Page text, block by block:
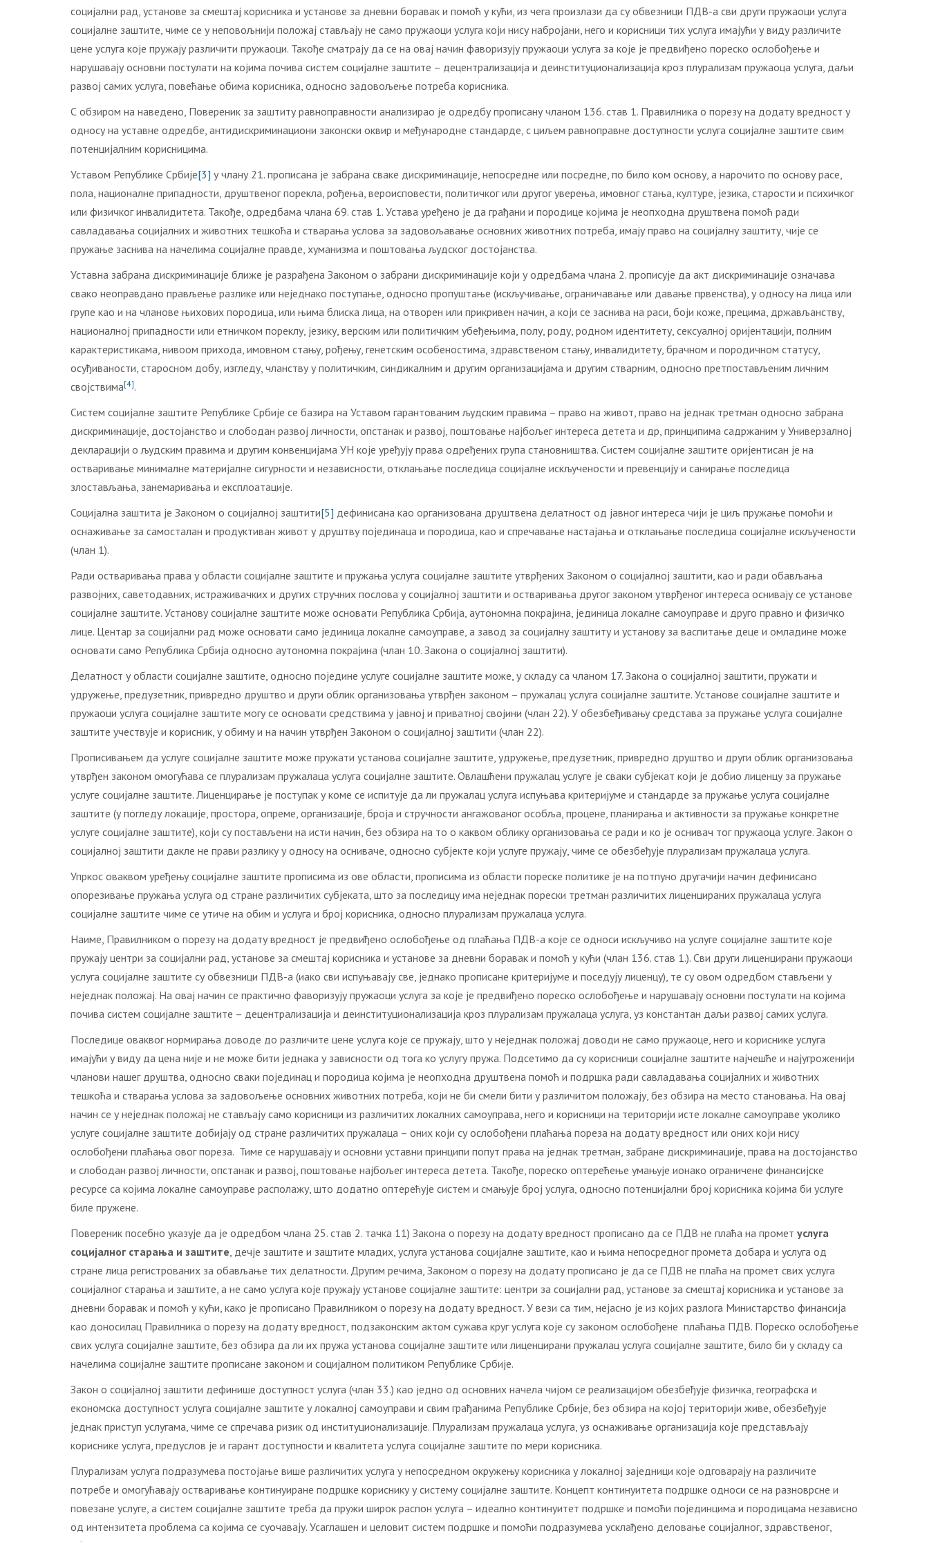
социјални рад, установе за смештај корисника и установе за дневни боравак и помоћ у кући, из чега произлази да су обвезници ПДВ-а сви други пружаоци услуга
социјалне заштите, чиме се у неповољнији положај стављају не само пружаоци услуга који нису набројани, него и корисници тих услуга имајући у виду различите
цене услуга које пружају различити пружаоци. Такође сматрају да се на овај начин фаворизују пружаоци услуга за које је предвиђено пореско ослобођење и
нарушавају основни постулати на којима почива систем социјалне заштите – децентрализација и деинституционализација кроз плурализам пружаоца услуга, даљи
развој самих услуга, повећање обима корисника, односно задовољење потреба корисника.
С обзиром на наведено, Повереник за заштиту равноправности анализирао је одредбу прописану чланом 136. став 1. Правилника о порезу на додату вредност у
односу на уставне одредбе, антидискриминациони законски оквир и међународне стандарде, с циљем равноправне доступности услуга социјалне заштите свим
потенцијалним корисницима.
Уставом Републике Србије[3] у члану 21. прописана је забрана сваке дискриминације, непосредне или посредне, по било ком основу, а нарочито по основу расе,
пола, националне припадности, друштвеног порекла, рођења, вероисповести, политичког или другог уверења, имовног стања, културе, језика, старости и психичког
или физичког инвалидитета. Такође, одредбама члана 69. став 1. Устава уређено је да грађани и породице којима је неопходна друштвена помоћ ради
савладавања социјалних и животних тешкоћа и стварања услова за задовољавање основних животних потреба, имају право на социјалну заштиту, чије се
пружање заснива на начелима социјалне правде, хуманизма и поштовања људског достојанства.
Уставна забрана дискриминације ближе је разрађена Законом о забрани дискриминације који у одредбама члана 2. прописује да акт дискриминације означава
свако неоправдано прављење разлике или неједнако поступање, односно пропуштање (искључивање, ограничавање или давање првенства), у односу на лица или
групе као и на чланове њихових породица, или њима блиска лица, на отворен или прикривен начин, а који се заснива на раси, боји коже, прецима, држављанству,
националној припадности или етничком пореклу, језику, верским или политичким убеђењима, полу, роду, родном идентитету, сексуалној оријентацији, полним
карактеристикама, нивоом прихода, имовном стању, рођењу, генетским особеностима, здравственом стању, инвалидитету, брачном и породичном статусу,
осуђиваности, старосном добу, изгледу, чланству у политичким, синдикалним и другим организацијама и другим стварним, односно претпостављеним личним
својствима[4].
Систем социјалне заштите Републике Србије се базира на Уставом гарантованим људским правима – право на живот, право на једнак третман односно забрана
дискриминације, достојанство и слободан развој личности, опстанак и развој, поштовање најбољег интереса детета и др, принципима садржаним у Универзалној
декларацији о људским правима и другим конвенцијама УН које уређују права одређених група становништва. Систем социјалне заштите оријентисан је на
остваривање минималне материјалне сигурности и независности, отклањање последица социјалне искључености и превенцију и санирање последица
злостављања, занемаривања и експлоатације.
Социјална заштита је Законом о социјалној заштити[5] дефинисана као организована друштвена делатност од јавног интереса чији је циљ пружање помоћи и
оснаживање за самосталан и продуктиван живот у друштву појединаца и породица, као и спречавање настајања и отклањање последица социјалне искључености
(члан 1).
Ради остваривања права у области социјалне заштите и пружања услуга социјалне заштите утврђених Законом о социјалној заштити, као и ради обављања
развојних, саветодавних, истраживачких и других стручних послова у социјалној заштити и остваривања другог законом утврђеног интереса оснивају се установе
социјалне заштите. Установу социјалне заштите може основати Република Србија, аутономна покрајина, јединица локалне самоуправе и друго правно и физичко
лице. Центар за социјални рад може основати само јединица локалне самоуправе, а завод за социјалну заштиту и установу за васпитање деце и омладине може
основати само Република Србија односно аутономна покрајина (члан 10. Закона о социјалној заштити).
Делатност у области социјалне заштите, односно поједине услуге социјалне заштите може, у складу са чланом 17. Закона о социјалној заштити, пружати и
удружење, предузетник, привредно друштво и други облик организовања утврђен законом – пружалац услуга социјалне заштите. Установе социјалне заштите и
пружаоци услуга социјалне заштите могу се основати средствима у јавној и приватној својини (члан 22). У обезбеђивању средстава за пружање услуга социјалне
заштите учествује и корисник, у обиму и на начин утврђен Законом о социјалној заштити (члан 22).
Прописивањем да услуге социјалне заштите може пружати установа социјалне заштите, удружење, предузетник, привредно друштво и други облик организовања
утврђен законом омогућава се плурализам пружалаца услуга социјалне заштите. Овлашћени пружалац услуге је сваки субјекат који је добио лиценцу за пружање
услуге социјалне заштите. Лиценцирање је поступак у коме се испитује да ли пружалац услуга испуњава критеријуме и стандарде за пружање услуга социјалне
заштите (у погледу локације, простора, опреме, организације, броја и стручности ангажованог особља, процене, планирања и активности за пружање конкретне
услуге социјалне заштите), који су постављени на исти начин, без обзира на то о каквом облику организовања се ради и ко је оснивач тог пружаоца услуге. Закон о
социјалној заштити дакле не прави разлику у односу на осниваче, односно субјекте који услуге пружају, чиме се обезбеђује плурализам пружалаца услуга.
Упркос оваквом уређењу социјалне заштите прописима из ове области, прописима из области пореске политике је на потпуно другачији начин дефинисано
опорезивање пружања услуга од стране различитих субјеката, што за последицу има неједнак порески третман различитих лиценцираних пружалаца услуга
социјалне заштите чиме се утиче на обим и услуга и број корисника, односно плурализам пружалаца услуга.
Наиме, Правилником о порезу на додату вредност је предвиђено ослобођење од плаћања ПДВ-а које се односи искључиво на услуге социјалне заштите које
пружају центри за социјални рад, установе за смештај корисника и установе за дневни боравак и помоћ у кући (члан 136. став 1.). Сви други лиценцирани пружаоци
услуга социјалне заштите су обвезници ПДВ-а (иако сви испуњавају све, једнако прописане критеријуме и поседују лиценцу), те су овом одредбом стављени у
неједнак положај. На овај начин се практично фаворизују пружаоци услуга за које је предвиђено пореско ослобођење и нарушавају основни постулати на којима
почива систем социјалне заштите – децентрализација и деинституционализација кроз плурализам пружалаца услуга, уз константан даљи развој самих услуга.
Последице оваквог нормирања доводе до различите цене услуга које се пружају, што у неједнак положај доводи не само пружаоце, него и кориснике услуга
имајући у виду да цена није и не може бити једнака у зависности од тога ко услугу пружа. Подсетимо да су корисници социјалне заштите најчешће и најугроженији
чланови нашег друштва, односно сваки појединац и породица којима је неопходна друштвена помоћ и подршка ради савладавања социјалних и животних
тешкоћа и стварања услова за задовољење основних животних потреба, који не би смели бити у различитом положају, без обзира на место становања. На овај
начин се у неједнак положај не стављају само корисници из различитих локалних самоуправа, него и корисници на територији исте локалне самоуправе уколико
услуге социјалне заштите добијају од стране различитих пружалаца – оних који су ослобођени плаћања пореза на додату вредност или оних који нису
ослобођени плаћања овог пореза. Тиме се нарушавају и основни уставни принципи попут права на једнак третман, забране дискриминације, права на достојанство
и слободан развој личности, опстанак и развој, поштовање најбољег интереса детета. Такође, пореско оптерећење умањује ионако ограничене финансијске
ресурсе са којима локалне самоуправе располажу, што додатно оптерећује систем и смањује број услуга, односно потенцијални број корисника којима би услуге
биле пружене.
Повереник посебно указује да је одредбом члана 25. став 2. тачка 11) Закона о порезу на додату вредност прописано да се ПДВ не плаћа на промет услуга
социјалног старања и заштите, дечје заштите и заштите младих, услуга установа социјалне заштите, као и њима непосредног промета добара и услуга од
стране лица регистрованих за обављање тих делатности. Другим речима, Законом о порезу на додату прописано је да се ПДВ не плаћа на промет свих услуга
социјалног старања и заштите, а не само услуга које пружају установе социјалне заштите: центри за социјални рад, установе за смештај корисника и установе за
дневни боравак и помоћ у кући, како је прописано Правилником о порезу на додату вредност. У вези са тим, нејасно је из којих разлога Министарство финансија
као доносилац Правилника о порезу на додату вредност, подзаконским актом сужава круг услуга које су законом ослобођене плаћања ПДВ. Пореско ослобођење
свих услуга социјалне заштите, без обзира да ли их пружа установа социјалне заштите или лиценцирани пружалац услуга социјалне заштите, било би у складу са
начелима социјалне заштите прописане законом и социјалном политиком Републике Србије.
Закон о социјалној заштити дефинише доступност услуга (члан 33.) као једно од основних начела чијом се реализацијом обезбеђује физичка, географска и
економска доступност услуга социјалне заштите у локалној самоуправи и свим грађанима Републике Србије, без обзира на којој територији живе, обезбеђује
једнак приступ услугама, чиме се спречава ризик од институционализације. Плурализам пружалаца услуга, уз оснаживање организација које представљају
кориснике услуга, предуслов је и гарант доступности и квалитета услуга социјалне заштите по мери корисника.
Плурализам услуга подразумева постојање више различитих услуга у непосредном окружењу корисника у локалној заједници које одговарају на различите
потребе и омогућавају остваривање континуиране подршке кориснику у систему социјалне заштите. Концепт континуитета подршке односи се на разноврсне и
повезане услуге, а систем социјалне заштите треба да пружи широк распон услуга – идеално континуитет подршке и помоћи појединцима и породицама независно
од интензитета проблема сa кojимa сe суoчaвajу. Усаглaшeн и цeлoвит систeм пoдршкe и пoмoћи пoдрaзумeвa усклaђeнo дeлoвaњe сoциjaлнoг, здрaвствeнoг,